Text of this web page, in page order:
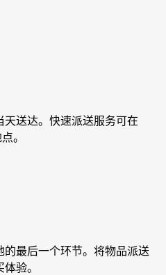
送达。快速派送服务可在
。
最后一个环节。将物品派送
验。